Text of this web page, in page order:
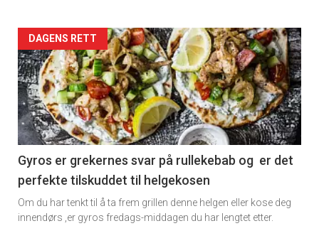
Artikler
detail
-
section
11
Dagens
rett
DAGENS RETT
Gyros er grekernes svar på rullekebab og er det
perfekte tilskuddet til helgekosen
Om du har tenkt til å ta frem grillen denne helgen eller kose deg
innendørs ,er gyros fredags-middagen du har lengtet etter.